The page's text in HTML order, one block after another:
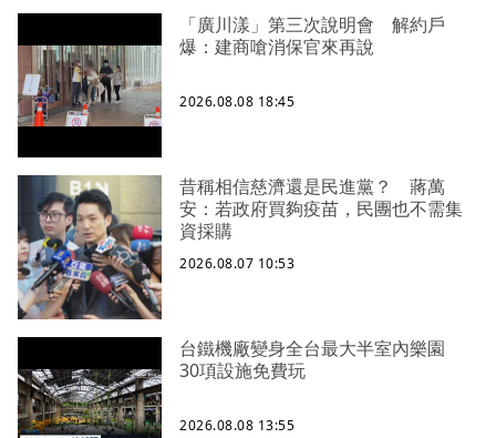
「廣川漾」第三次說明會 解約戶
爆：建商嗆消保官來再說
2026.08.08 18:45
昔稱相信慈濟還是民進黨？ 蔣萬
安：若政府買夠疫苗，民團也不需集
資採購
2026.08.07 10:53
台鐵機廠變身全台最大半室內樂園
30項設施免費玩
2026.08.08 13:55